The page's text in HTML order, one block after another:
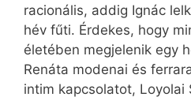
racionális, addig Ignác
hév fűti. Érdekes, hogy
életében megjelenik egy
Renáta modenai és
intim kapcsolatot, Loyolai